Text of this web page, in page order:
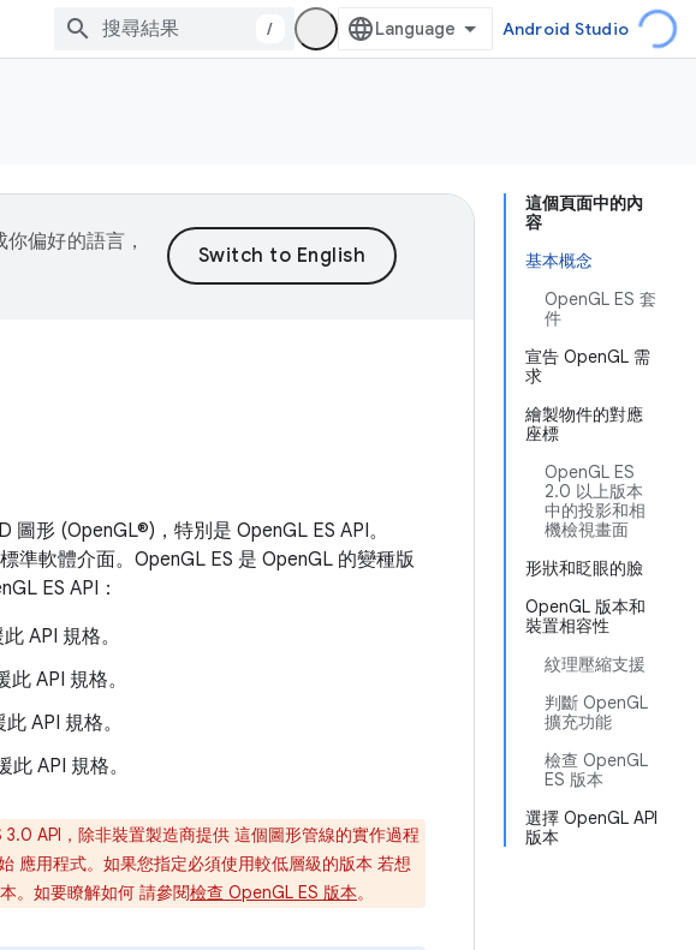
/ Android Studio
這個頁面中的內
容
基本概念
OpenGL ES 套
件
宣告 OpenGL 需
求
繪製物件的對應
座標
OpenGL ES
2.0 以上版本
中的投影和相
機檢視畫面
形狀和眨眼的臉
OpenGL 版本和
裝置相容性
紋理壓縮支援
判斷 OpenGL
擴充功能
檢查 OpenGL
ES 版本
選擇 OpenGL API
版本
偏好的語言，
形 (OpenGL®)，特別是 OpenGL ES API。
準軟體介面。OpenGL ES 是 OpenGL 的變種版
ES API：
API 規格。
API 規格。
API 規格。
API 規格。
API，除非裝置製造商提供 這個圖形管線的實作過程
應用程式。如果您指定必須使用較低層級的版本 若想
。如要瞭解如何 請參閱檢查 OpenGL ES 版本。